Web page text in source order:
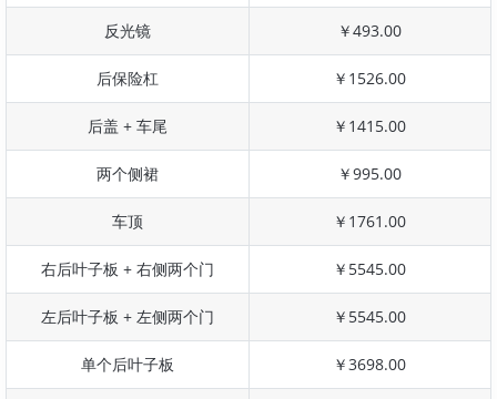
反光镜 ￥493.00
后保险杠 ￥1526.00
后盖 + 车尾 ￥1415.00
两个侧裙 ￥995.00
车顶 ￥1761.00
右后叶子板 + 右侧两个门 ￥5545.00
左后叶子板 + 左侧两个门 ￥5545.00
单个后叶子板 ￥3698.00